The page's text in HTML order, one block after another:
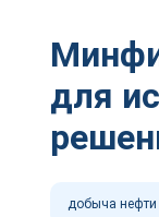
для
добыча нефти